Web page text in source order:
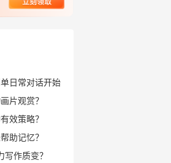
日常对话开始
片观赏？
效策略？
助记忆？
作质变？